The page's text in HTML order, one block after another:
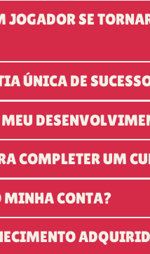
SE
ÚNICA DE
COMPLETER UM
MINHA CONTA?